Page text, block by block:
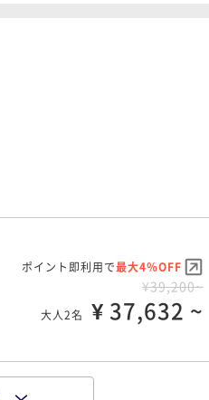
ポイント即利用で 最大4％OFF
¥44,400~
大人2名 ¥ 42,624 ~
ポイント即利用で最大4％OFF
¥39,200~
大人2名 ¥ 37,632 ~